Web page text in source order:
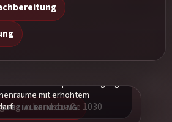
maschinellen Spezialreinigung
mit erhöhtem